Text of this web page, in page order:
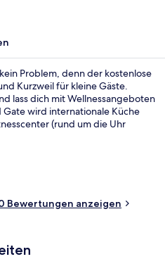
Problem, denn der kostenlose
Kurzweil für kleine Gäste.
lass dich mit Wellnessangeboten
wird internationale Küche
(rund um die Uhr
Reisende mögen den
Bewertungen anzeigen